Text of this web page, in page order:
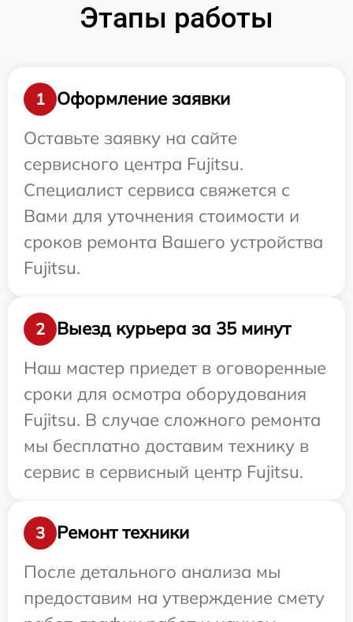
Этапы работы
1
Оформление заявки
Оставьте заявку на сайте
сервисного центра Fujitsu.
Специалист сервиса свяжется с
Вами для уточнения стоимости и
сроков ремонта Вашего устройства
Fujitsu.
2
Выезд курьера за 35 минут
Наш мастер приедет в оговоренные
сроки для осмотра оборудования
Fujitsu. В случае сложного ремонта
мы бесплатно доставим технику в
сервис в сервисный центр Fujitsu.
3
Ремонт техники
После детального анализа мы
предоставим на утверждение смету